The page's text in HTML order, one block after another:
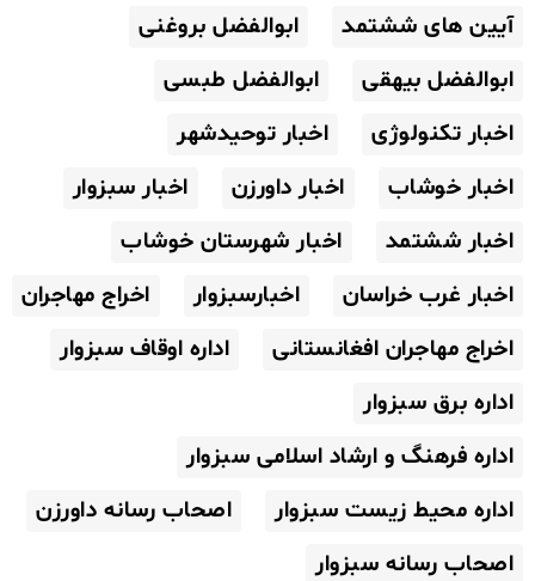
آیین های ششتمد
ابوالفضل بروغنی
ابوالفضل بیهقی
ابوالفضل طبسی
اخبار تکنولوژی
اخبار توحیدشهر
اخبار خوشاب
اخبار داورزن
اخبار سبزوار
اخبار ششتمد
اخبار شهرستان خوشاب
اخبار غرب خراسان
اخبارسبزوار
اخراج مهاجران
اخراج مهاجران افغانستانی
اداره اوقاف سبزوار
اداره برق سبزوار
اداره فرهنگ و ارشاد اسلامی سبزوار
اداره محیط زیست سبزوار
اصحاب رسانه داورزن
اصحاب رسانه سبزوار